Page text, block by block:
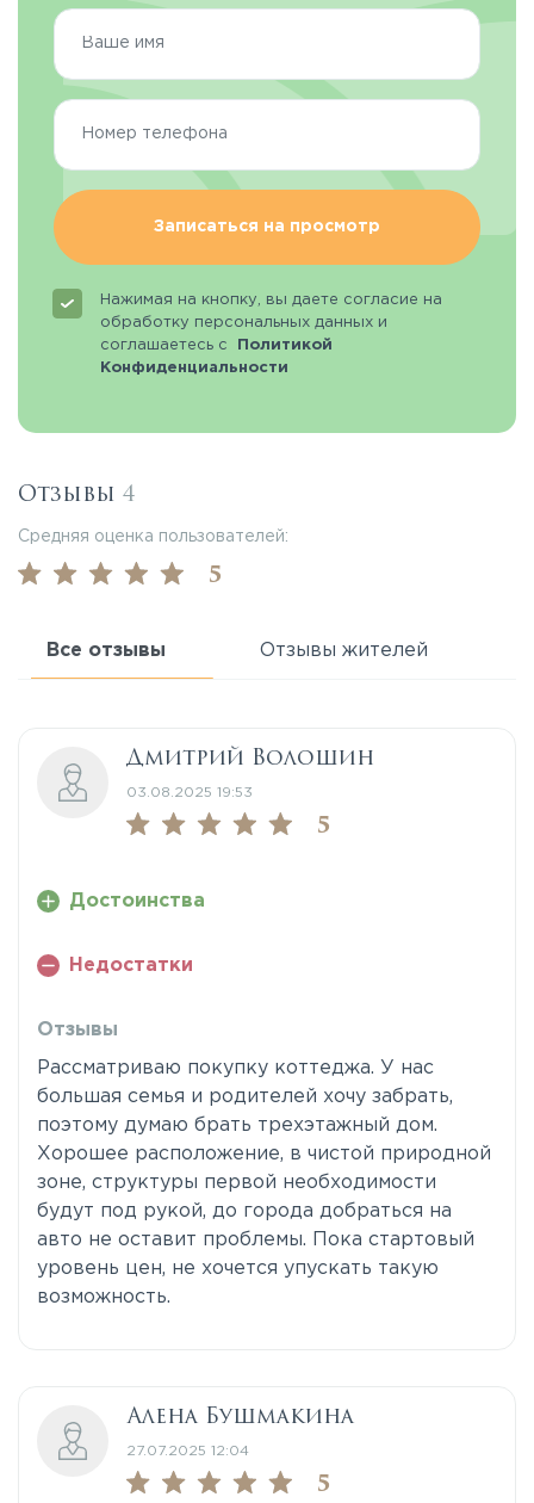
Записаться на просмотр
Нажимая на кнопку, вы даете согласие на
обработку персональных данных и
соглашаетесь с
Политикой
Конфиденциальности
Отзывы 4
Средняя оценка пользователей:
5
Все отзывы Отзывы жителей
Дмитрий Волошин
03.08.2025 19:53
5
Достоинства
Недостатки
Отзывы
Рассматриваю покупку коттеджа. У нас
большая семья и родителей хочу забрать,
поэтому думаю брать трехэтажный дом.
Хорошее расположение, в чистой природной
зоне, структуры первой необходимости
будут под рукой, до города добраться на
авто не оставит проблемы. Пока стартовый
уровень цен, не хочется упускать такую
возможность.
Алена Бушмакина
27.07.2025 12:04
5